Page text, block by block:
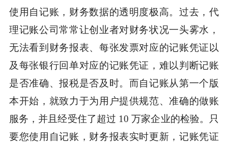
使用自记账，财务数据的透明度极高。过去，代
理记账公司常常让创业者对财务状况一头雾水，
无法看到财务报表、每张发票对应的记账凭证以
及每张银行回单对应的记账凭证，难以判断记账
是否准确、报税是否及时。而自记账从第一个版
本开始，就致力于为用户提供规范、准确的做账
服务，并且经受住了超过 10 万家企业的检验。只
要您使用自记账，财务报表实时更新，记账凭证